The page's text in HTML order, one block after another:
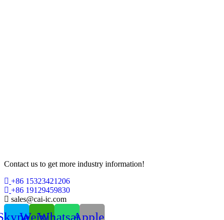
Contact us to get more industry information!
+86 15323421206
+86 19129459830
sales@cai-ic.com
WeixinWhatsappApple